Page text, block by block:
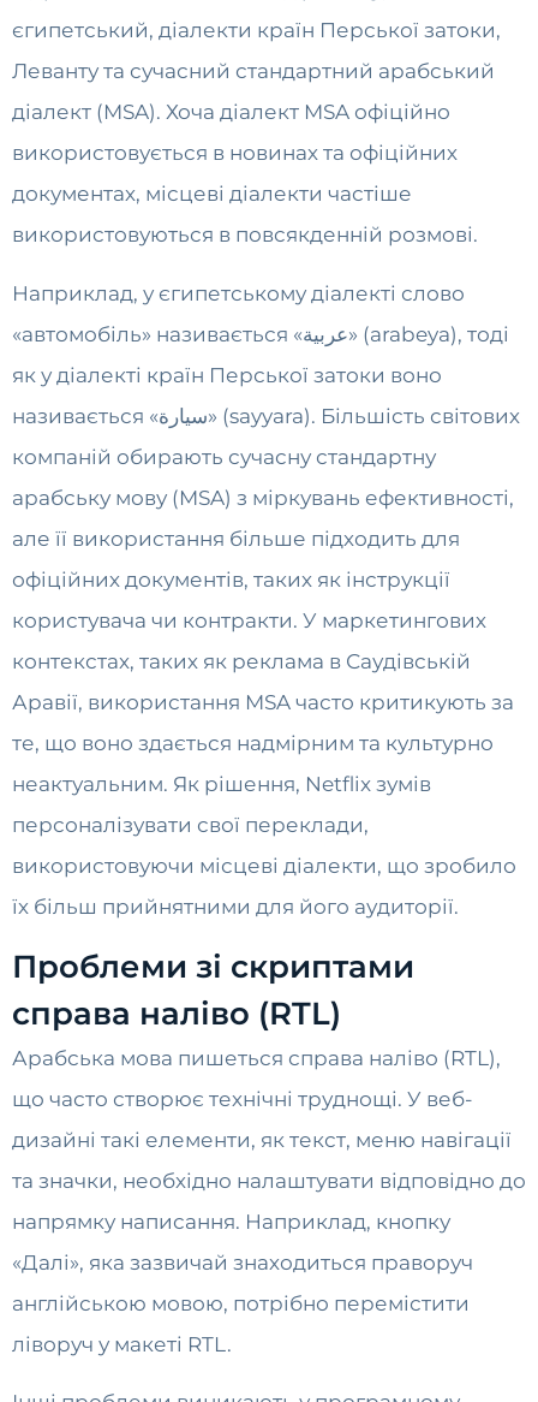
єгипетський, діалекти країн Перської затоки,
Леванту та сучасний стандартний арабський
діалект (MSA). Хоча діалект MSA офіційно
використовується в новинах та офіційних
документах, місцеві діалекти частіше
використовуються в повсякденній розмові.
Наприклад, у єгипетському діалекті слово
«автомобіль» називається «عربية» (arabeya), тоді
як у діалекті країн Перської затоки воно
називається «سيارة» (sayyara). Більшість світових
компаній обирають сучасну стандартну
арабську мову (MSA) з міркувань ефективності,
але її використання більше підходить для
офіційних документів, таких як інструкції
користувача чи контракти. У маркетингових
контекстах, таких як реклама в Саудівській
Аравії, використання MSA часто критикують за
те, що воно здається надмірним та культурно
неактуальним. Як рішення, Netflix зумів
персоналізувати свої переклади,
використовуючи місцеві діалекти, що зробило
їх більш прийнятними для його аудиторії.
Проблеми зі скриптами
справа наліво (RTL)
Арабська мова пишеться справа наліво (RTL),
що часто створює технічні труднощі. У веб-
дизайні такі елементи, як текст, меню навігації
та значки, необхідно налаштувати відповідно до
напрямку написання. Наприклад, кнопку
«Далі», яка зазвичай знаходиться праворуч
англійською мовою, потрібно перемістити
ліворуч у макеті RTL.